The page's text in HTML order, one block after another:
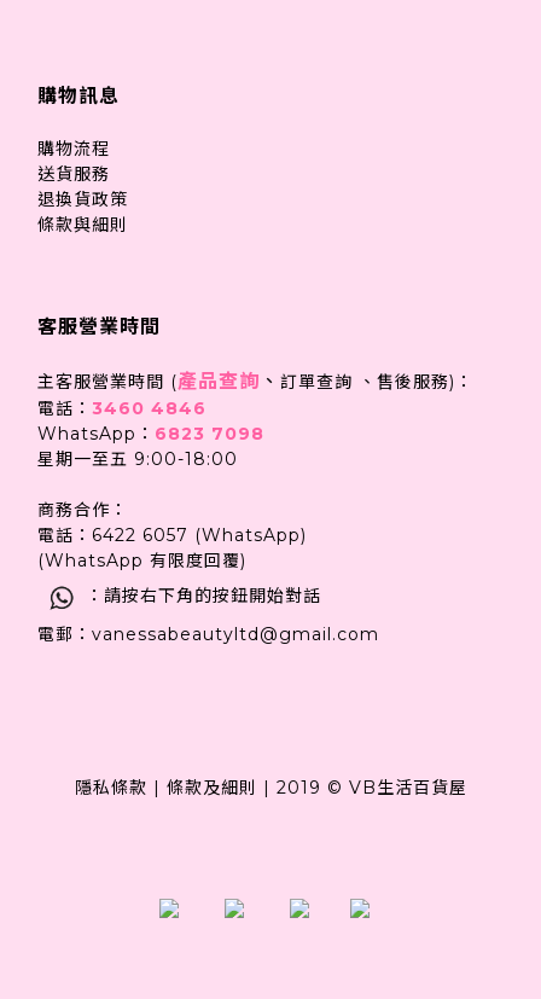
購物訊息
購物流程
送貨服務
退換貨政策
條款與細則
客服營業時間
主客服營業時間 (產品查詢 、 訂單查詢 、售後服務)：
電話： 3460 4846
WhatsApp： 6823 7098
星期一至五 9:00-18:00
商務合作：
電話：6422 6057 (WhatsApp)
(WhatsApp 有限度回覆)
：請按右下角的按鈕開始對話
電郵：vanessabeautyltd@gmail.com
隱私條款 | 條款及細則 | 2019 © VB生活百貨屋